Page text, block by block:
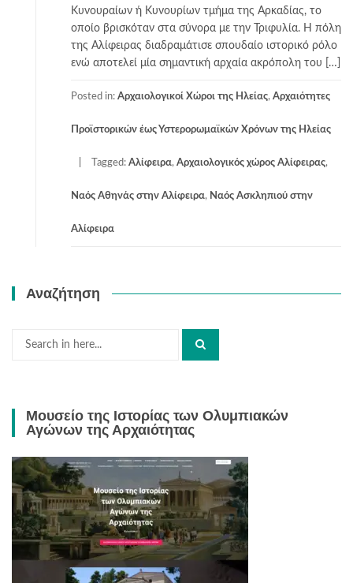
Κυνουραίων ή Κυνουρίων τμήμα της Αρκαδίας, το
οποίο βρισκόταν στα σύνορα με την Τριφυλία. Η πόλη
της Αλίφειρας διαδραμάτισε σπουδαίο ιστορικό ρόλο
ενώ αποτελεί μία σημαντική αρχαία ακρόπολη του […]
Posted in: Αρχαιολογικοί Χώροι της Ηλείας, Αρχαιότητες
Προϊστορικών έως Υστερορωμαϊκών Χρόνων της Ηλείας
Tagged: Αλίφειρα, Αρχαιολογικός χώρος Αλίφειρας,
Ναός Αθηνάς στην Αλίφειρα, Ναός Ασκληπιού στην
Αλίφειρα
Αναζήτηση
Μουσείο της Ιστορίας των Ολυμπιακών
Αγώνων της Αρχαιότητας